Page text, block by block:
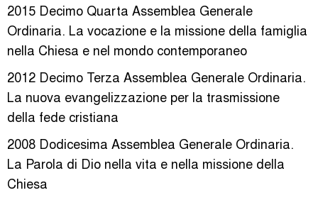
2015 Decimo Quarta Assemblea Generale
Ordinaria. La vocazione e la missione della famiglia
nella Chiesa e nel mondo contemporaneo
2012 Decimo Terza Assemblea Generale Ordinaria.
La nuova evangelizzazione per la trasmissione
della fede cristiana
2008 Dodicesima Assemblea Generale Ordinaria.
La Parola di Dio nella vita e nella missione della
Chiesa